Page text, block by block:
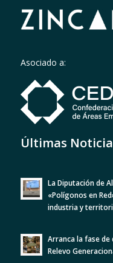
Asociado a:
Últimas
La Diputación de
«Polígonos en
industria y
Arranca la fase
Relevo